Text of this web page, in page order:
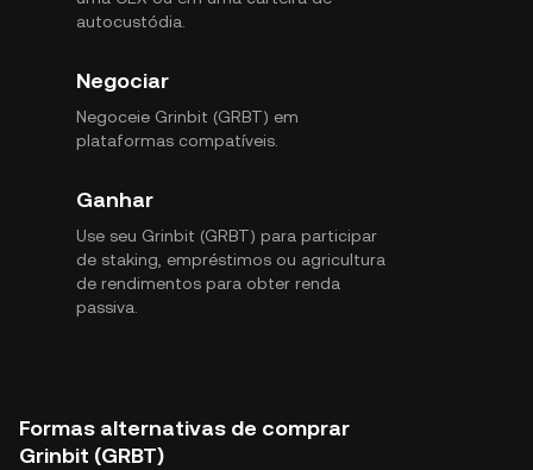
autocustódia.
Negociar
Negoceie Grinbit (GRBT) em
plataformas compatíveis.
Ganhar
Use seu Grinbit (GRBT) para participar
de staking, empréstimos ou agricultura
de rendimentos para obter renda
passiva.
Formas alternativas de comprar
Grinbit (GRBT)